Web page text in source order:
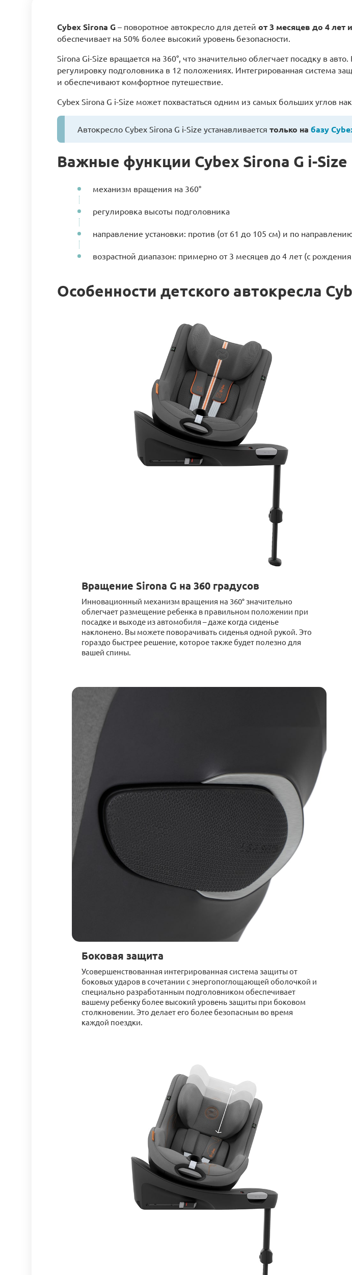
Cybex Sirona G – поворотное автокресло для детей от 3 месяцев до 4 лет
обеспечивает на 50% более высокий уровень безопасности.
Sirona Gi-Size вращается на 360°, что значительно облегчает посадку в
регулировку подголовника в 12 положениях. Интегрированная система
и обеспечивают комфортное путешествие.
Cybex Sirona G i-Size может похвастаться одним из самых больших углов
Автокресло Cybex Sirona G i-Size устанавливается только на базу
Важные функции Cybex Sirona G i-Size
механизм вращения на 360°
регулировка высоты подголовника
направление установки: против (от 61 до 105 см) и по
возрастной диапазон: примерно от 3 месяцев до 4 лет (с
Особенности детского автокресла
Вращение Sirona G на 360 градусов
Инновационный механизм вращения на 360° значительно
облегчает размещение ребенка в правильном положении при
посадке и выходе из автомобиля – даже когда сиденье
наклонено. Вы можете поворачивать сиденья одной рукой. Это
гораздо быстрее решение, которое также будет полезно для
вашей спины.
Боковая защита
Усовершенствованная интегрированная система защиты от
боковых ударов в сочетании с энергопоглощающей оболочкой и
специально разработанным подголовником обеспечивает
вашему ребенку более высокий уровень защиты при боковом
столкновении. Это делает его более безопасным во время
каждой поездки.